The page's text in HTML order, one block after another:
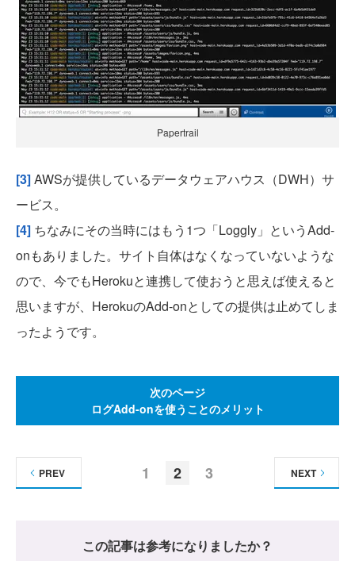
Papertrail
[3]AWSが提供しているデータウェアハウス（DWH）サ
ービス。
[4] ちなみにその当時にはもう1つ「Loggly」というAdd-
onもありました。サイト自体はなくなっていないような
ので、今でもHerokuと連携して使おうと思えば使えると
思いますが、HerokuのAdd-onとしての提供は止めてしま
ったようです。
次のページ
ログAdd-onを使うことのメリット
1 2 3
PREV NEXT
この記事は参考になりましたか？